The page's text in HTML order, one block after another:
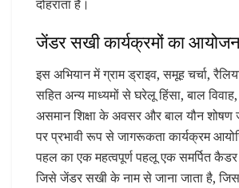
दोहराता है।
जेंडर सखी कार्यक्रमों का
इस अभियान में ग्राम ड्राइव, समूह चर्चा,
सहित अन्य माध्यमों से घरेलू हिंसा, बाल
असमान शिक्षा के अवसर और बाल यौन शोषण
पर प्रभावी रूप से जागरूकता कार्यक्रम
पहल का एक महत्वपूर्ण पहलू एक समर्पित
जिसे जेंडर सखी के नाम से जाना जाता है,